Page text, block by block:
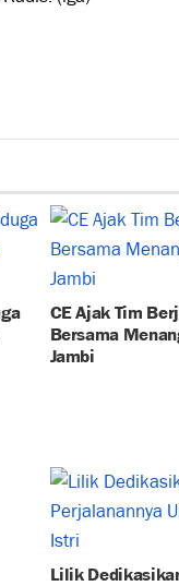
CE Ajak Tim
Bersama
Jambi
Lilik